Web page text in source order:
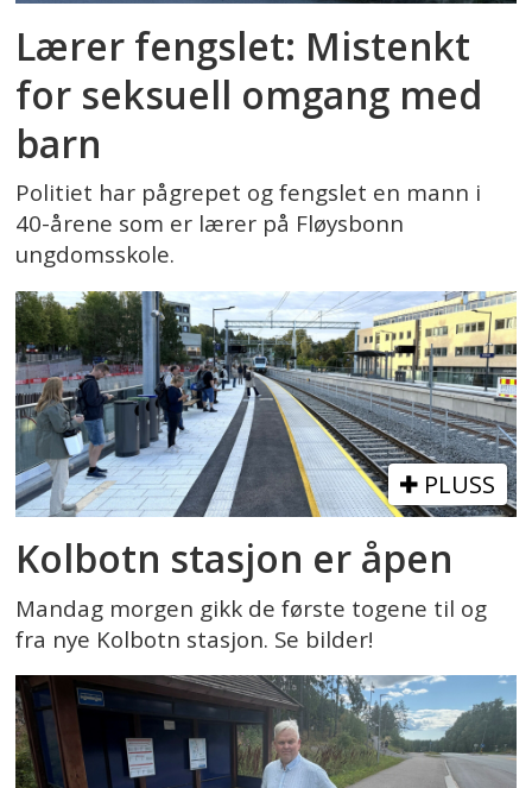
Lærer fengslet: Mistenkt
for seksuell omgang med
barn
Politiet har pågrepet og fengslet en mann i
40-årene som er lærer på Fløysbonn
ungdomsskole.
PLUSS
Kolbotn stasjon er åpen
Mandag morgen gikk de første togene til og
fra nye Kolbotn stasjon. Se bilder!